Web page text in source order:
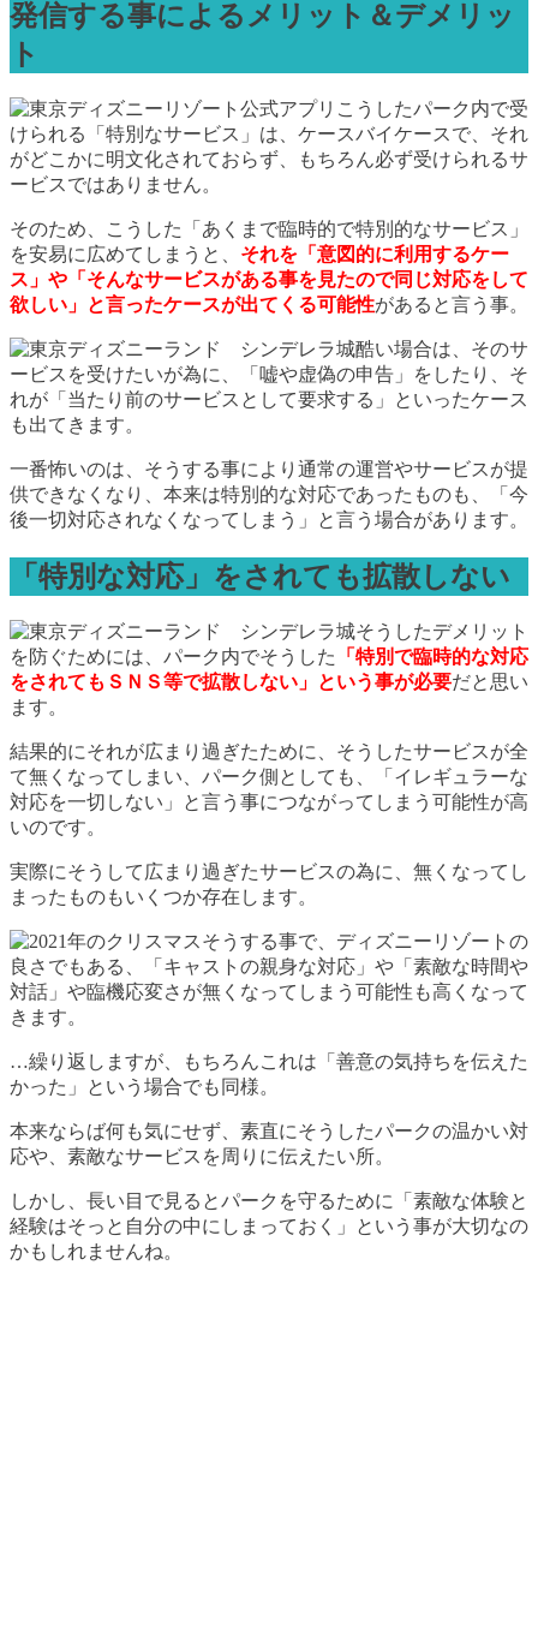
発信する事によるメリット＆デメリッ
ト
こうしたパーク内で受
けられる「特別なサービス」は、ケースバイケースで、それ
がどこかに明文化されておらず、もちろん必ず受けられるサ
ービスではありません。
そのため、こうした「あくまで臨時的で特別的なサービス」
を安易に広めてしまうと、 それを「意図的に利用するケー
ス」や「そんなサービスがある事を見たので同じ対応をして
欲しい」と言ったケースが出てくる可能性があると言う事。
酷い場合は、そのサ
ービスを受けたいが為に、「嘘や虚偽の申告」をしたり、そ
れが「当たり前のサービスとして要求する」といったケース
も出てきます。
一番怖いのは、そうする事により通常の運営やサービスが提
供できなくなり、本来は特別的な対応であったものも、「今
後一切対応されなくなってしまう」と言う場合があります。
「特別な対応」をされても拡散しない
そうしたデメリット
を防ぐためには、パーク内でそうした
「特別で臨時的な対応
をされてもＳＮＳ等で拡散しない」という事が必要だと思い
ます。
結果的にそれが広まり過ぎたために、そうしたサービスが全
て無くなってしまい、パーク側としても、「イレギュラーな
対応を一切しない」と言う事につながってしまう可能性が高
いのです。
実際にそうして広まり過ぎたサービスの為に、無くなってし
まったものもいくつか存在します。
そうする事で、ディズニーリゾートの
良さでもある、「キャストの親身な対応」や「素敵な時間や
対話」や臨機応変さが無くなってしまう可能性も高くなって
きます。
…繰り返しますが、もちろんこれは「善意の気持ちを伝えた
かった」という場合でも同様。
本来ならば何も気にせず、素直にそうしたパークの温かい対
応や、素敵なサービスを周りに伝えたい所。
しかし、長い目で見るとパークを守るために「素敵な体験と
経験はそっと自分の中にしまっておく」という事が大切なの
かもしれませんね。